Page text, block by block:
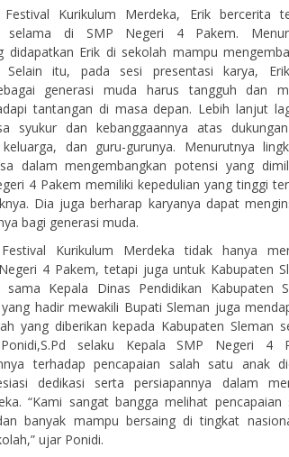
Kurikulum Merdeka, Erik bercerita
selama di SMP Negeri 4 Pakem.
didapatkan Erik di sekolah mampu
Selain itu, pada sesi presentasi karya,
generasi muda harus tangguh dan
tantangan di masa depan. Lebih lanjut
syukur dan kebanggaannya atas
dan guru-gurunya. Menurutnya
dalam mengembangkan potensi yang
4 Pakem memiliki kepedulian yang tinggi
Dia juga berharap karyanya dapat
bagi generasi muda.
Kurikulum Merdeka tidak hanya
4 Pakem, tetapi juga untuk Kabupaten
Kepala Dinas Pendidikan Kabupaten
hadir mewakili Bupati Sleman juga
yang diberikan kepada Kabupaten Sleman
selaku Kepala SMP Negeri 4
terhadap pencapaian salah satu anak
dedikasi serta persiapannya dalam
“Kami sangat bangga melihat pencapaian
banyak mampu bersaing di tingkat
ujar Ponidi.